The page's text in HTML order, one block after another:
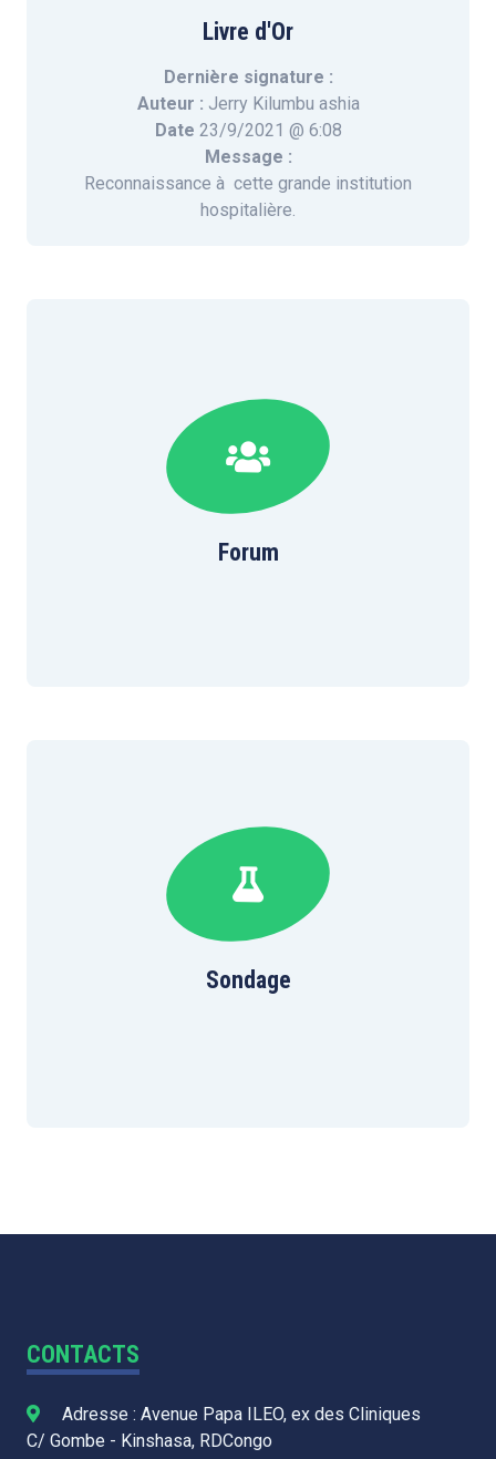
Livre d'Or
Dernière signature :
Auteur : Jerry Kilumbu ashia
Date 23/9/2021 @ 6:08
Message :
Reconnaissance à cette grande institution
hospitalière.
Forum
Sondage
CONTACTS
Adresse : Avenue Papa ILEO, ex des Cliniques
C/ Gombe - Kinshasa, RDCongo